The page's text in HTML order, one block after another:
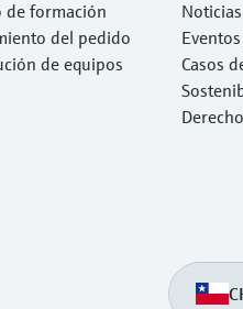
de formación
del pedido
de equipos
Casos